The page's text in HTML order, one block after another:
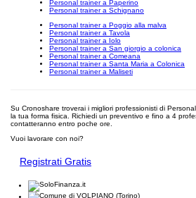
Personal trainer a Paperino
Personal trainer a Schignano
Personal trainer a Poggio alla malva
Personal trainer a Tavola
Personal trainer a Iolo
Personal trainer a San giorgio a colonica
Personal trainer a Comeana
Personal trainer a Santa Maria a Colonica
Personal trainer a Maliseti
Su Cronoshare troverai i migliori professionisti di
la tua forma fisica. Richiedi un preventivo e fino a 4
contatteranno entro poche ore.
Vuoi lavorare con noi?
Registrati Gratis